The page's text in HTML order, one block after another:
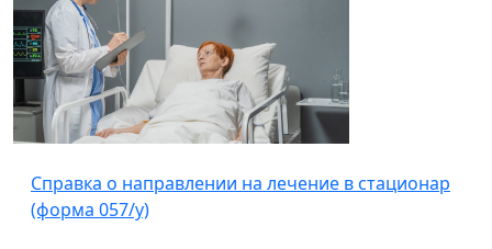
Справка о направлении на лечение в стационар
(форма 057/у)